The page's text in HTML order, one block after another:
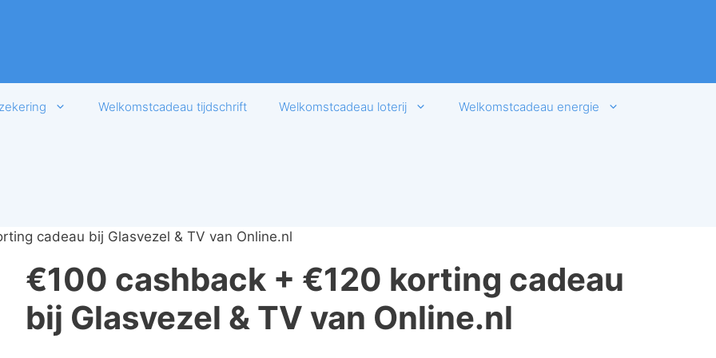
Welkomstcadeau tijdschrift Welkomstcadeau loterij Welkomstcadeau energie
cadeau bij Glasvezel & TV van Online.nl
€100 cashback + €120 korting cadeau
bij Glasvezel & TV van Online.nl